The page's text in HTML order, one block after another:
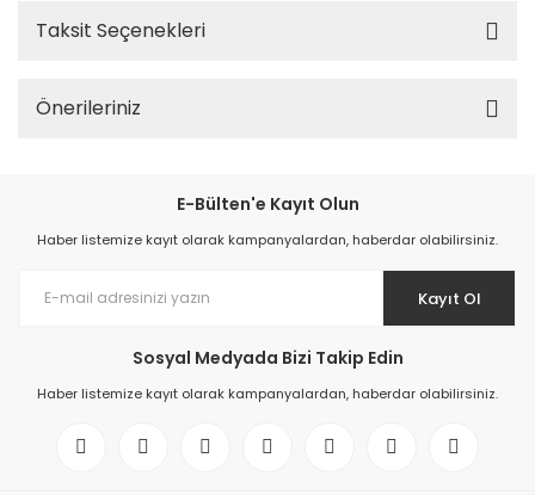
Taksit Seçenekleri
Önerileriniz
E-Bülten'e Kayıt Olun
Haber listemize kayıt olarak kampanyalardan, haberdar olabilirsiniz.
Kayıt Ol
Sosyal Medyada Bizi Takip Edin
Haber listemize kayıt olarak kampanyalardan, haberdar olabilirsiniz.